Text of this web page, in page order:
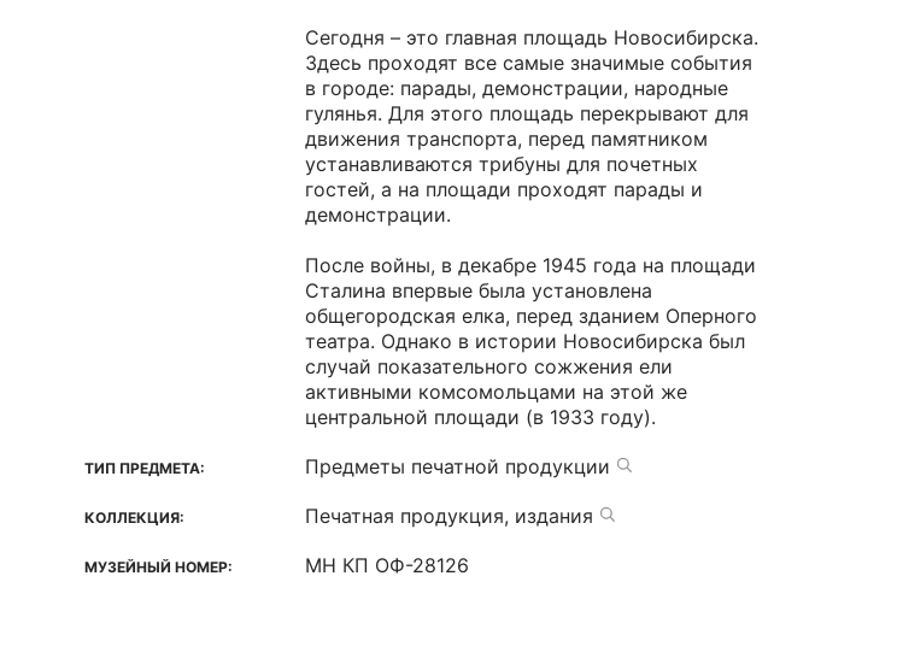
Сегодня – это главная площадь Новосибирска.
Здесь проходят все самые значимые события
в городе: парады, демонстрации, народные
гулянья. Для этого площадь перекрывают для
движения транспорта, перед памятником
устанавливаются трибуны для почетных
гостей, а на площади проходят парады и
демонстрации.
После войны, в декабре 1945 года на площади
Сталина впервые была установлена
общегородская елка, перед зданием Оперного
театра. Однако в истории Новосибирска был
случай показательного сожжения ели
активными комсомольцами на этой же
центральной площади (в 1933 году).
ТИП ПРЕДМЕТА: Предметы печатной продукции
КОЛЛЕКЦИЯ: Печатная продукция, издания
МУЗЕЙНЫЙ НОМЕР: МН КП ОФ-28126